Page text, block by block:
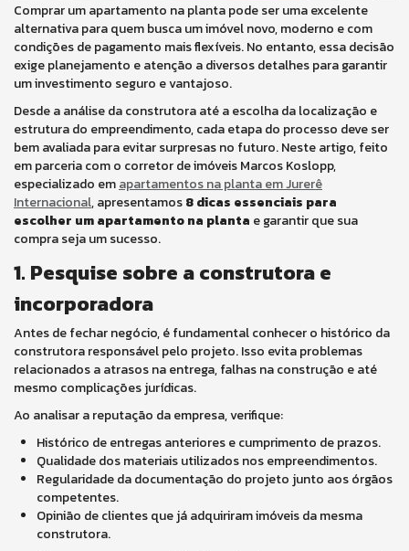
Comprar um apartamento na planta pode ser uma excelente
alternativa para quem busca um imóvel novo, moderno e com
condições de pagamento mais flexíveis. No entanto, essa decisão
exige planejamento e atenção a diversos detalhes para garantir
um investimento seguro e vantajoso.
Desde a análise da construtora até a escolha da localização e
estrutura do empreendimento, cada etapa do processo deve ser
bem avaliada para evitar surpresas no futuro. Neste artigo, feito
em parceria com o corretor de imóveis Marcos Koslopp,
especializado emapartamentos na planta em Jurerê
Internacional, apresentamos8 dicas essenciais para
escolher um apartamento na planta e garantir que sua
compra seja um sucesso.
1. Pesquise sobre a construtora e
incorporadora
Antes de fechar negócio, é fundamental conhecer o histórico da
construtora responsável pelo projeto. Isso evita problemas
relacionados a atrasos na entrega, falhas na construção e até
mesmo complicações jurídicas.
Ao analisar a reputação da empresa, verifique:
Histórico de entregas anteriores e cumprimento de prazos.
Qualidade dos materiais utilizados nos empreendimentos.
Regularidade da documentação do projeto junto aos órgãos
competentes.
Opinião de clientes que já adquiriram imóveis da mesma
construtora.